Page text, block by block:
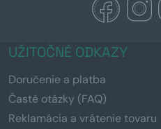
UŽITOČNÉ ODKAZY
Doručenie a platba
Časté otázky (FAQ)
Reklamácia a vrátenie tovaru